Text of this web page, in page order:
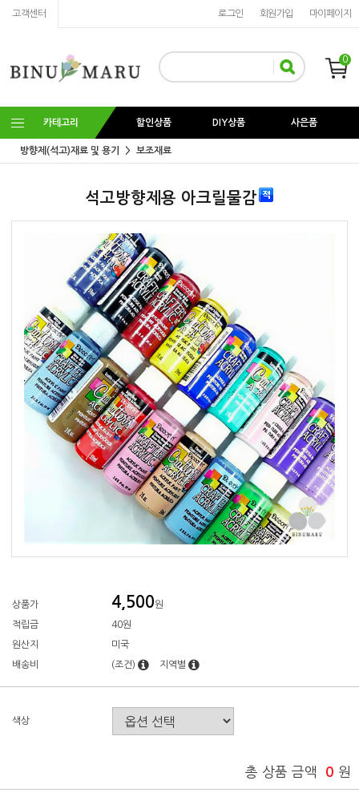
고객센터 마이페이지
회원가입
로그인
0
카테고리 할인상품 DIY상품 사은품
방향제(석고)재료 및 용기 보조재료
석고방향제용 아크릴물감
상품가 4,500원
적립금 40원
원산지 미국
배송비 (조건) 지역별
색상
총 상품 금액 0 원